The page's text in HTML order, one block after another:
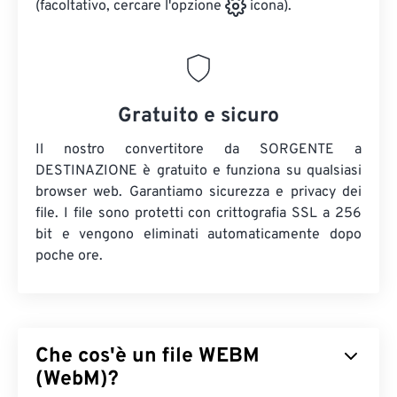
(facoltativo, cercare l'opzione icona).
Gratuito e sicuro
Il nostro convertitore da SORGENTE a
DESTINAZIONE è gratuito e funziona su qualsiasi
browser web. Garantiamo sicurezza e privacy dei
file. I file sono protetti con crittografia SSL a 256
bit e vengono eliminati automaticamente dopo
poche ore.
Che cos'è un file WEBM
(WebM)?